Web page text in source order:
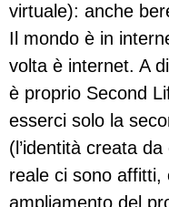
virtuale): anche
Il mondo è in
volta è internet. A
è proprio Second
esserci solo la
(l’identità creata
reale ci sono affitti,
ampliamento del